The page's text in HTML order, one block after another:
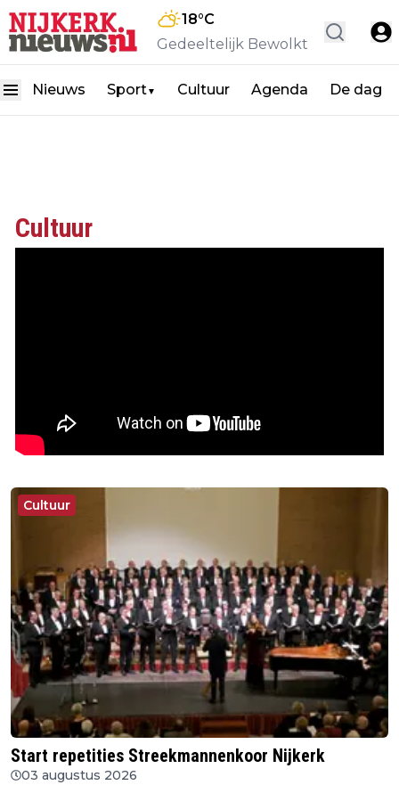
18°C
Gedeeltelijk Bewolkt
Nieuws Sport▼ Cultuur Agenda De dag
Cultuur
Cultuur
Start repetities Streekmannenkoor Nijkerk
03 augustus 2026